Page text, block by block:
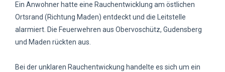
Ein Anwohner hatte eine Rauchentwicklung am östlichen
Ortsrand (Richtung Maden) entdeckt und die Leitstelle
alarmiert. Die Feuerwehren aus Obervoschütz, Gudensberg
und Maden rückten aus.
Bei der unklaren Rauchentwickung handelte es sich um ein